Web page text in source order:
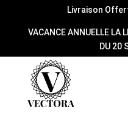
Livraison
VACANCE ANNUELLE LA
DU 20